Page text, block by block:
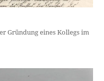
Gründung eines Kollegs im